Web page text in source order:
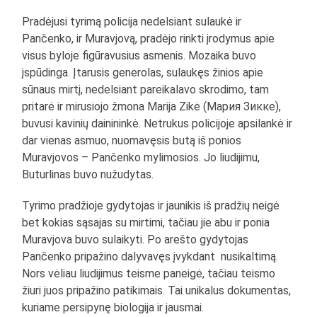
Pradėjusi tyrimą policija nedelsiant sulaukė ir
Pančenko, ir Muravjovą, pradėjo rinkti įrodymus apie
visus byloje figūravusius asmenis. Mozaika buvo
įspūdinga. Įtarusis generolas, sulaukęs žinios apie
sūnaus mirtį, nedelsiant pareikalavo skrodimo, tam
pritarė ir mirusiojo žmona Marija Zikė (Мария Зикке),
buvusi kavinių dainininkė. Netrukus policijoje apsilankė ir
dar vienas asmuo, nuomavęsis butą iš ponios
Muravjovos – Pančenko mylimosios. Jo liudijimu,
Buturlinas buvo nužudytas.
Tyrimo pradžioje gydytojas ir jaunikis iš pradžių neigė
bet kokias sąsajas su mirtimi, tačiau jie abu ir ponia
Muravjova buvo sulaikyti. Po arešto gydytojas
Pančenko pripažino dalyvavęs įvykdant nusikaltimą.
Nors vėliau liudijimus teisme paneigė, tačiau teismo
žiuri juos pripažino patikimais. Tai unikalus dokumentas,
kuriame persipynę biologija ir jausmai.